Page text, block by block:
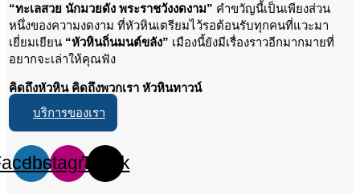
“ทะเลสวย นักมวยดัง พระราชวังงดงาม” คำขวัญนี้เป็นเพียงส่วน
หนึ่งของความงดงาม ที่หัวหินเตรียมไว้รอต้อนรับทุกคนที่แวะมา
เยี่ยมเยียน “หัวหินถิ่นมนต์ขลัง” เมืองนี้ยังมีเรื่องราวอีกมากมายที่
อยากจะเล่าให้คุณฟัง
คิดถึงหัวหิน คิดถึงพวกเรา หัวหินทาวน์
บริการของเรา
InstagramTiktok